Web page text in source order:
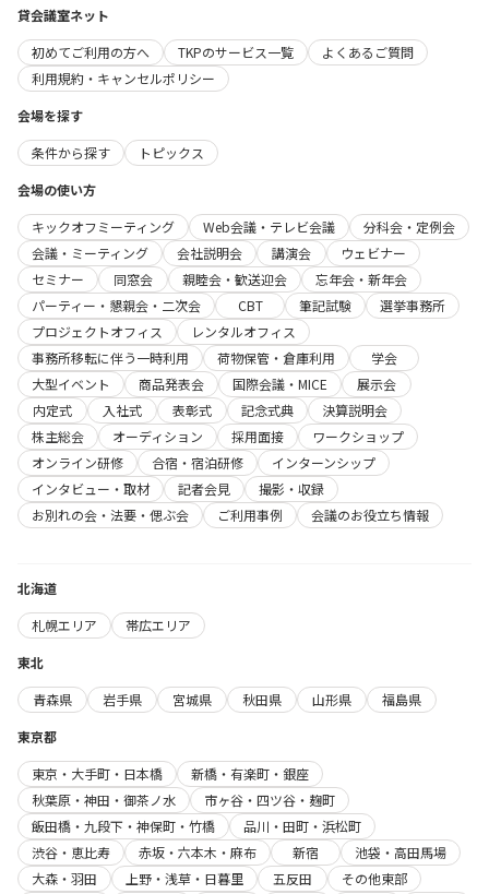
貸会議室ネット
初めてご利用の方へ
TKPのサービス一覧
よくあるご質問
利用規約・キャンセルポリシー
会場を探す
条件から探す
トピックス
会場の使い方
キックオフミーティング
Web会議・テレビ会議
分科会・定例会
会議・ミーティング
会社説明会 講演会
ウェビナー
セミナー
同窓会 親睦会・歓送迎会
忘年会・新年会
パーティー・懇親会・二次会
CBT 筆記試験
選挙事務所
プロジェクトオフィス
レンタルオフィス
事務所移転に伴う一時利用
荷物保管・倉庫利用
学会
大型イベント
商品発表会 国際会議・MICE
展示会
内定式
入社式 表彰式 記念式典
決算説明会
株主総会
オーディション 採用面接
ワークショップ
オンライン研修
合宿・宿泊研修
インターンシップ
インタビュー・取材
記者会見
撮影・収録
お別れの会・法要・偲ぶ会
ご利用事例 会議のお役立ち情報
北海道
札幌エリア
帯広エリア
東北
青森県
岩手県 宮城県 秋田県 山形県
福島県
東京都
東京・大手町・日本橋
新橋・有楽町・銀座
秋葉原・神田・御茶ノ水
市ヶ谷・四ツ谷・麹町
飯田橋・九段下・神保町・竹橋
品川・田町・浜松町
渋谷・恵比寿
赤坂・六本木・麻布 新宿
池袋・高田馬場
大森・羽田
上野・浅草・日暮里 五反田
その他東部